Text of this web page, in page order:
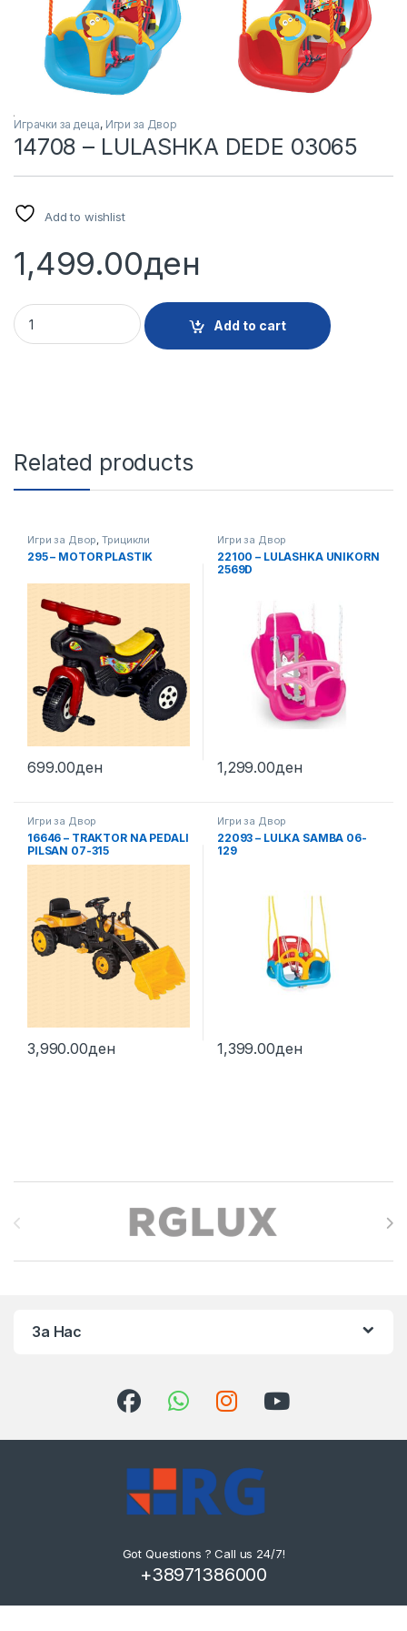
Играчки за деца, Игри за Двор
14708 – LULASHKA DEDE 03065
Add to wishlist
1,499.00ден
14708 - LULASHKA DEDE 03065 quantity
Add to cart
Related products
Игри за Двор,Трицикли
295 – MOTOR PLASTIK
699.00ден
Игри за Двор
22100 – LULASHKA UNIKORN
2569D
1,299.00ден
Игри за Двор
16646 – TRAKTOR NA PEDALI
PILSAN 07-315
3,990.00ден
Игри за Двор
22093 – LULKA SAMBA 06-
129
1,399.00ден
За Нас
Got Questions ? Call us 24/7!
+38971386000